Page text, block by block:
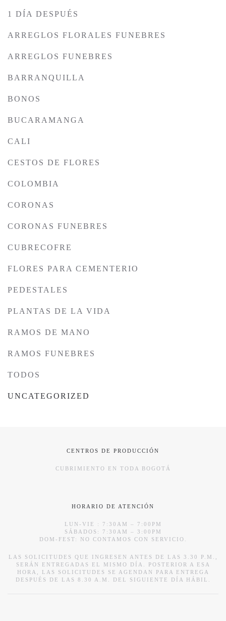
1 DÍA DESPUÉS
ARREGLOS FLORALES FUNEBRES
ARREGLOS FUNEBRES
BARRANQUILLA
BONOS
BUCARAMANGA
CALI
CESTOS DE FLORES
COLOMBIA
CORONAS
CORONAS FUNEBRES
CUBRECOFRE
FLORES PARA CEMENTERIO
PEDESTALES
PLANTAS DE LA VIDA
RAMOS DE MANO
RAMOS FUNEBRES
TODOS
UNCATEGORIZED
CENTROS DE PRODUCCIÓN
CUBRIMIENTO EN TODA BOGOTÁ
HORARIO DE ATENCIÓN
LUN-VIE : 7:30AM – 7:00PM
SÁBADOS: 7:30AM – 3:00PM
DOM-FEST: NO CONTAMOS CON SERVICIO.
LAS SOLICITUDES QUE INGRESEN ANTES DE LAS 3.30 P.M.,
SERÁN ENTREGADAS EL MISMO DÍA. POSTERIOR A ESA
HORA, LAS SOLICITUDES SE AGENDAN PARA ENTREGA
DESPUÉS DE LAS 8.30 A.M. DEL SIGUIENTE DÍA HÁBIL.